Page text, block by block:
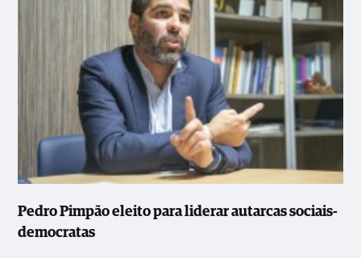
Pedro Pimpão eleito para liderar autarcas sociais-
democratas